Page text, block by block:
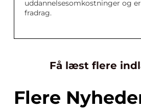
uddannelsesomkostninger og
fradrag.
Få læst flere
Flere